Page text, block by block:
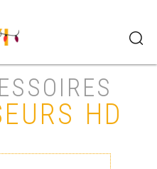
HD